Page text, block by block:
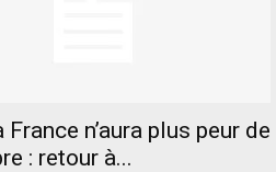
France n’aura plus peur de
: retour à...